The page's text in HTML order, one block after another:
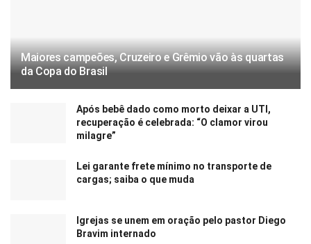
Maiores campeões, Cruzeiro e Grêmio vão às quartas
da Copa do Brasil
Após bebê dado como morto deixar a UTI,
recuperação é celebrada: “O clamor virou
milagre”
Lei garante frete mínimo no transporte de
cargas; saiba o que muda
Igrejas se unem em oração pelo pastor Diego
Bravim internado